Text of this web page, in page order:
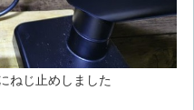
ねじ止めしました